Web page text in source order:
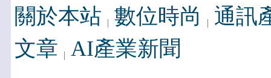
關於本站 數位時尚
通訊
文章 AI產業新聞